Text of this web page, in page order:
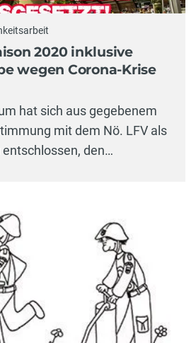
2020 inklusive
wegen Corona-Krise
hat sich aus gegebenem
mit dem Nö. LFV als
den…